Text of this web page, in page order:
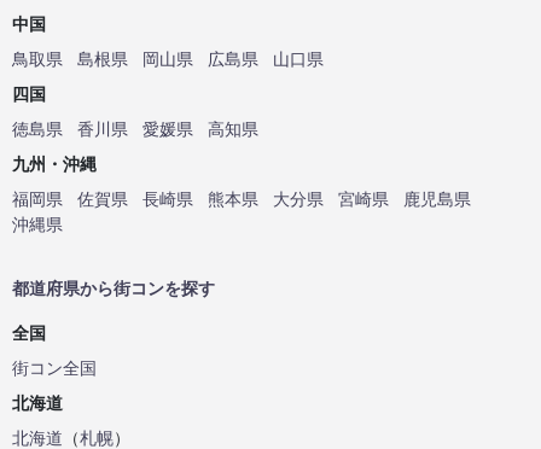
中国
鳥取県
島根県 岡山県 広島県
山口県
四国
徳島県
香川県 愛媛県
高知県
九州・沖縄
福岡県
佐賀県 長崎県 熊本県 大分県 宮崎県
鹿児島県
沖縄県
都道府県から街コンを探す
全国
街コン全国
北海道
北海道 （札幌）